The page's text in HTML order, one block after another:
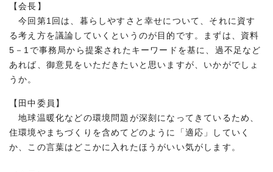
【会長】
今回第1回は、暮らしやすさと幸せについて、それに資す
る考え方を議論していくというのが目的です。まずは、資料
5－1で事務局から提案されたキーワードを基に、過不足など
あれば、御意見をいただきたいと思いますが、いかがでしょ
うか。
【田中委員】
地球温暖化などの環境問題が深刻になってきているため、
住環境やまちづくりを含めてどのように「適応」していく
か、この言葉はどこかに入れたほうがいい気がします。